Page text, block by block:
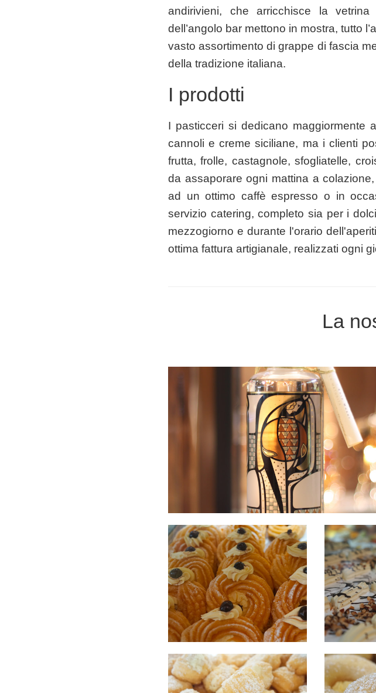
andirivieni, che arricchisce la
dell’angolo bar mettono in mostra, tutto
vasto assortimento di grappe di fascia
della tradizione italiana.
I prodotti
I pasticceri si dedicano maggiormente
cannoli e creme siciliane, ma i clienti
frutta, frolle, castagnole, sfogliatelle,
da assaporare ogni mattina a
ad un ottimo caffè espresso o in
servizio catering, completo sia per i
mezzogiorno e durante l'orario
ottima fattura artigianale, realizzati ogni
La